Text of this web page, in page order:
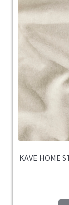
KAVE HOME